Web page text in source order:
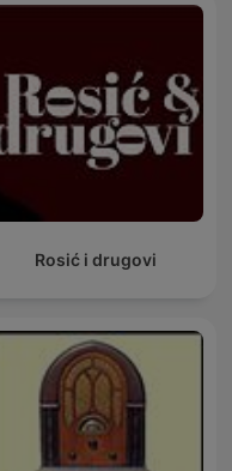
Rosić i drugovi